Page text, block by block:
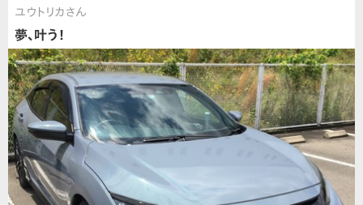
ユウトリカさん
夢、叶う！